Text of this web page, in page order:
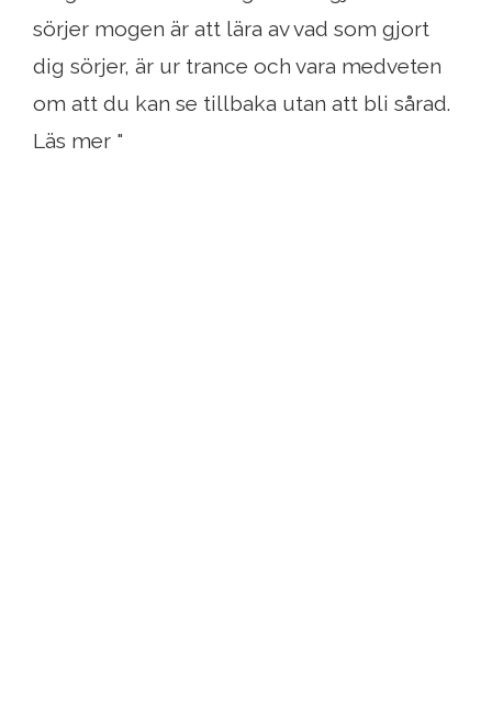
sörjer mogen är att lära av vad som gjort
dig sörjer, är ur trance och vara medveten
om att du kan se tillbaka utan att bli sårad.
Läs mer "